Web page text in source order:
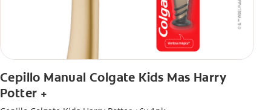
Cepillo Manual Colgate Kids Mas Harry
Potter +